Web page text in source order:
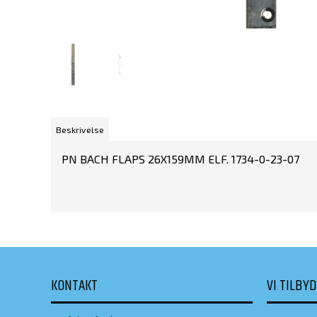
Beskrivelse
PN BACH FLAPS 26X159MM ELF. 1734-0-23-07
KONTAKT VI